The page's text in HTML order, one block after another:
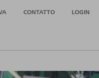
CONTATTO LOGIN